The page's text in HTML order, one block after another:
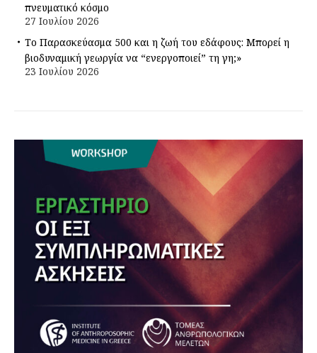
πνευματικό κόσμο
27 Ιουλίου 2026
Το Παρασκεύασμα 500 και η ζωή του εδάφους: Μπορεί η
βιοδυναμική γεωργία να “ενεργοποιεί” τη γη;»
23 Ιουλίου 2026